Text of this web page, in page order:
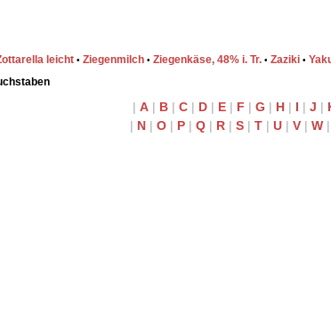
leicht • Ziegenmilch • Ziegenkäse, 48% i. Tr. • Zaziki •
| A | B | C | D | E | F | G | H | I | J |
| N | O | P | Q | R | S | T | U | V | W |